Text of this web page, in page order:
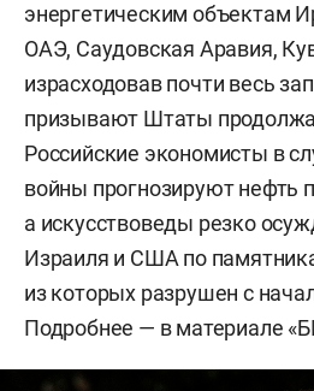
энергетическим объектам
ОАЭ, Саудовская Аравия,
израсходовав почти весь
призывают Штаты
Российские экономисты в
войны прогнозируют нефть
а искусствоведы резко
Израиля и США по
из которых разрушен с
Подробнее — в материале